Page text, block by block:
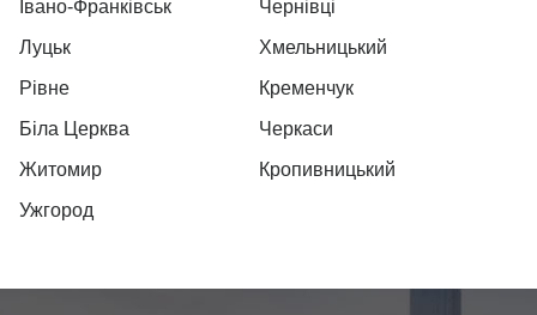
Івано-Франківськ
Чернівці
Луцьк
Хмельницький
Рівне
Кременчук
Біла Церква
Черкаси
Житомир
Кропивницький
Ужгород